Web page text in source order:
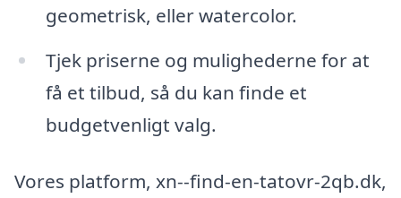
geometrisk, eller watercolor.
Tjek priserne og mulighederne for at
få et tilbud, så du kan finde et
budgetvenligt valg.
Vores platform, xn--find-en-tatovr-2qb.dk,